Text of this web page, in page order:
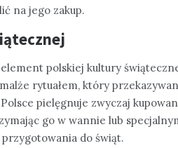
na jego zakup.
polskiej kultury
rytuałem, który
pielęgnuje zwyczaj
go w wannie lub
do świąt.